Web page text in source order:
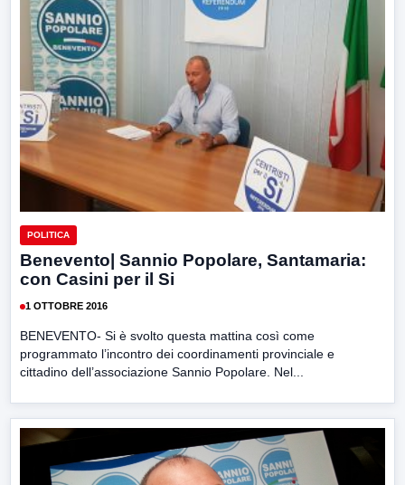
POLITICA
Benevento| Sannio Popolare, Santamaria:
con Casini per il Si
1 OTTOBRE 2016
BENEVENTO- Si è svolto questa mattina così come
programmato l’incontro dei coordinamenti provinciale e
cittadino dell’associazione Sannio Popolare. Nel...